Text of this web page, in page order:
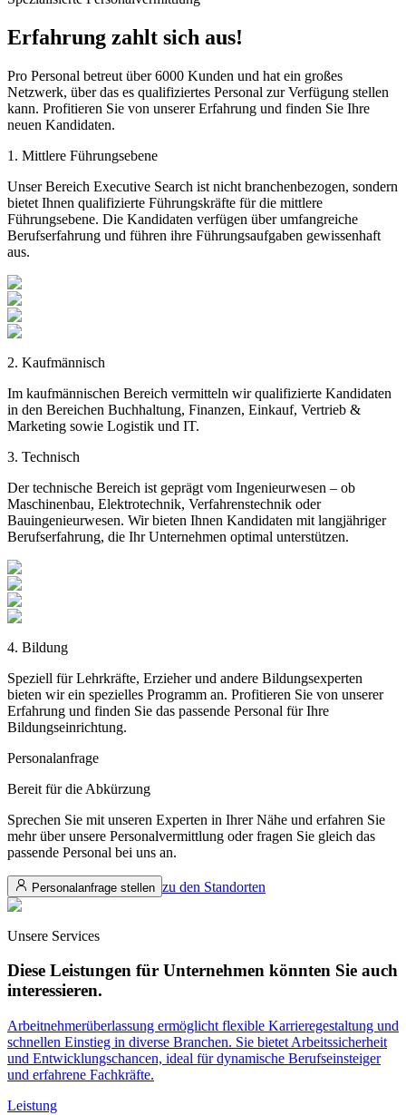
Erfahrung zahlt sich aus!
Pro Personal betreut über 6000 Kunden und hat ein großes
Netzwerk, über das es qualifiziertes Personal zur Verfügung stellen
kann. Profitieren Sie von unserer Erfahrung und finden Sie Ihre
neuen Kandidaten.
1. Mittlere Führungsebene
Unser Bereich Executive Search ist nicht branchenbezogen, sondern
bietet Ihnen qualifizierte Führungskräfte für die mittlere
Führungsebene. Die Kandidaten verfügen über umfangreiche
Berufserfahrung und führen ihre Führungsaufgaben gewissenhaft
aus.
2. Kaufmännisch
Im kaufmännischen Bereich vermitteln wir qualifizierte Kandidaten
in den Bereichen Buchhaltung, Finanzen, Einkauf, Vertrieb &
Marketing sowie Logistik und IT.
3. Technisch
Der technische Bereich ist geprägt vom Ingenieurwesen – ob
Maschinenbau, Elektrotechnik, Verfahrenstechnik oder
Bauingenieurwesen. Wir bieten Ihnen Kandidaten mit langjähriger
Berufserfahrung, die Ihr Unternehmen optimal unterstützen.
4. Bildung
Speziell für Lehrkräfte, Erzieher und andere Bildungsexperten
bieten wir ein spezielles Programm an. Profitieren Sie von unserer
Erfahrung und finden Sie das passende Personal für Ihre
Bildungseinrichtung.
Personalanfrage
Bereit für die Abkürzung
Sprechen Sie mit unseren Experten in Ihrer Nähe und erfahren Sie
mehr über unsere Personalvermittlung oder fragen Sie gleich das
passende Personal bei uns an.
Personalanfrage stellen zu den Standorten
Unsere Services
Diese Leistungen für Unternehmen könnten Sie auch
interessieren.
Arbeitnehmerüberlassung ermöglicht flexible Karrieregestaltung und
schnellen Einstieg in diverse Branchen. Sie bietet Arbeitssicherheit
und Entwicklungschancen, ideal für dynamische Berufseinsteiger
und erfahrene Fachkräfte.
Leistung